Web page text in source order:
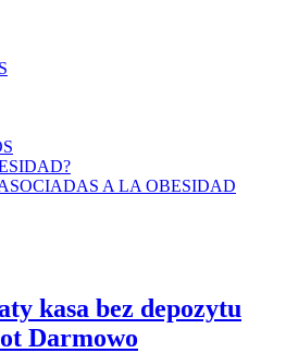
A LA OBESIDAD
kasa bez depozytu
Darmowo